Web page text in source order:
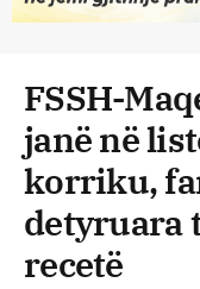
FSSH-
janë në
korriku,
detyruara
recetë